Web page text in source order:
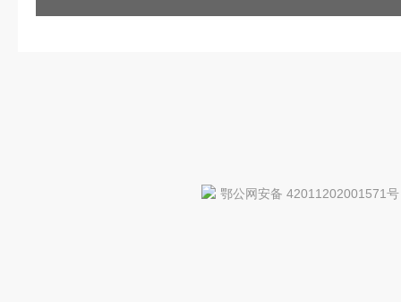
鄂公网安备 42011202001571号